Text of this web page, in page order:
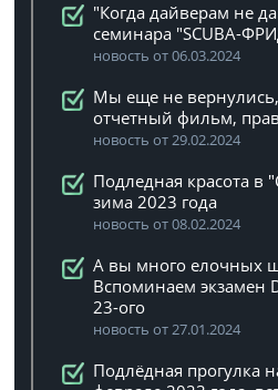
"Когда дайверам не
семинара "SCUBA-
новость от 06.03.2024
Мы еще не вернулись,
отчетный фильм,
новость от 29.02.2024
Подледная красота
зима 2023 года
новость от 08.02.2024
А вы много елочных
Вспоминаем экзамен
23-ого
новость от 27.01.2024
Подлёдная прогулка